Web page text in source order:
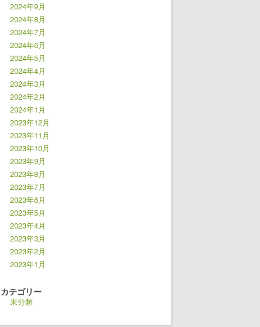
2024年9月
2024年8月
2024年7月
2024年6月
2024年5月
2024年4月
2024年3月
2024年2月
2024年1月
2023年12月
2023年11月
2023年10月
2023年9月
2023年8月
2023年7月
2023年6月
2023年5月
2023年4月
2023年3月
2023年2月
2023年1月
カテゴリー
未分類